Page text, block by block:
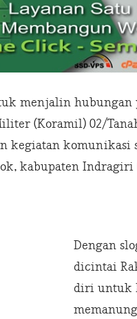
menjalin hubungan
(Koramil) 02/
kegiatan komunikasi
kabupaten Indragiri
Dengan
dicintai
diri untuk